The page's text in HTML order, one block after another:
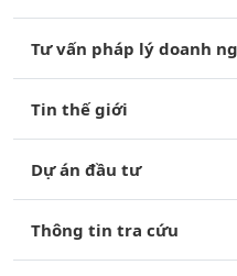
Tư vấn pháp lý doanh
Tin thế giới
Dự án đầu tư
Thông tin tra cứu